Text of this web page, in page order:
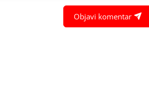
Objavi komentar